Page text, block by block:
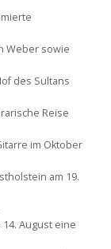
Weber sowie
des Sultans
Reise
im Oktober
am 19.
August eine